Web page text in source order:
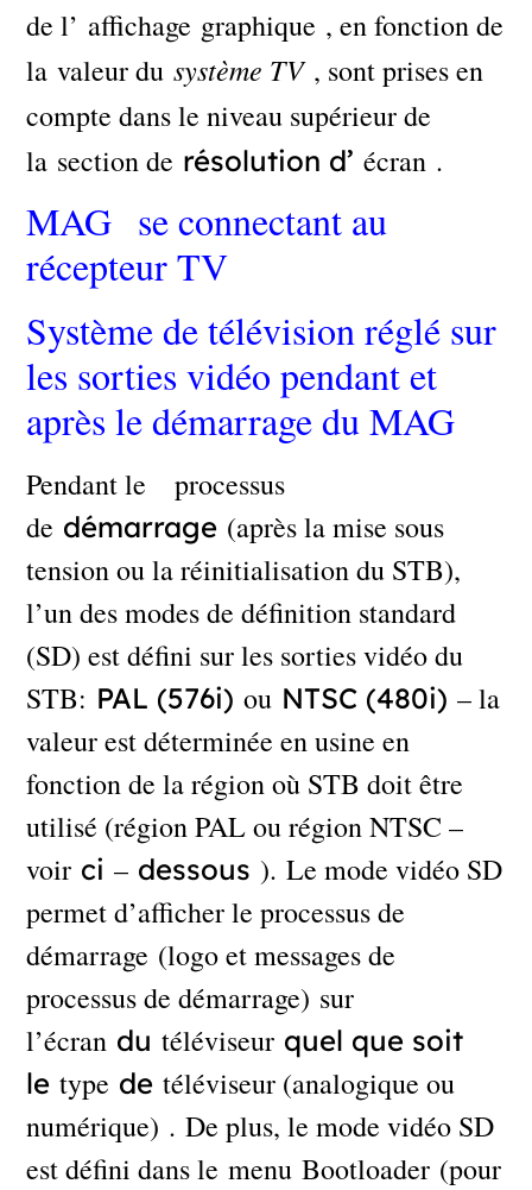
de l’ affichage graphique , en fonction de
la valeur dusystème TV, sont prises en
compte dans le niveau supérieur de
la section de résolution d’ écran .
MAG se connectant au
récepteur TV
Système de télévision réglé sur
les sorties vidéo pendant et
après le démarrage du MAG
Pendant le processus
de démarrage (après la mise sous
tension ou la réinitialisation du STB),
l’un des modes de définition standard
(SD) est défini sur les sorties vidéo du
STB: PAL (576i) ou NTSC (480i) – la
valeur est déterminée en usine en
fonction de la région où STB doit être
utilisé (région PAL ou région NTSC –
voir ci – dessous ). Le mode vidéo SD
permet d’afficher le processus de
démarrage (logo et messages de
processus de démarrage) sur
l’écran du téléviseur quel que soit
le type de téléviseur (analogique ou
numérique) . De plus, le mode vidéo SD
est défini dans le menu Bootloader (pour